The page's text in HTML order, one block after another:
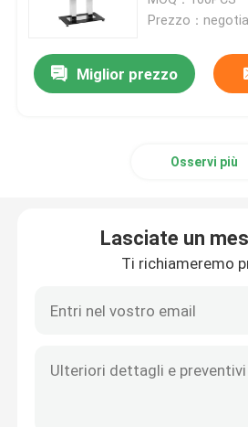
Tavolini da salotto su
Prezzo：
Miglior prezzo
Osservi più
Lasciate un
Ti richiameremo